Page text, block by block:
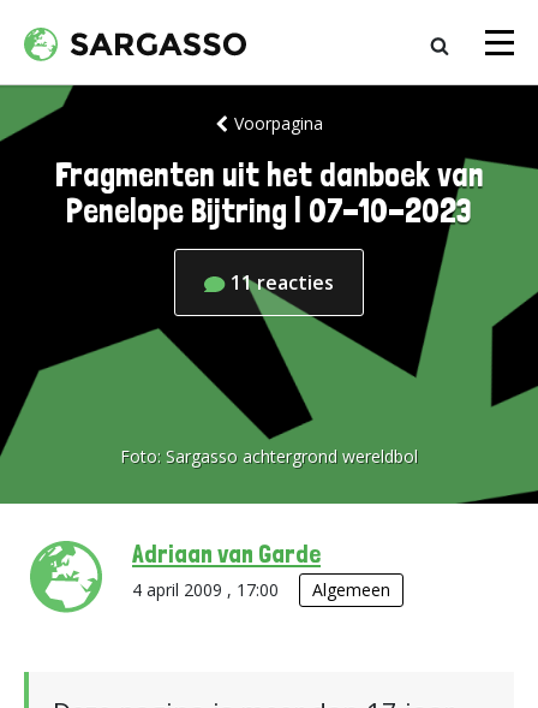
Voorpagina
Fragmenten uit het danboek van
Penelope Bijtring | 07-10-2023
11reacties
Foto: Sargasso achtergrond wereldbol
Adriaan van Garde
4 april 2009 , 17:00 Algemeen